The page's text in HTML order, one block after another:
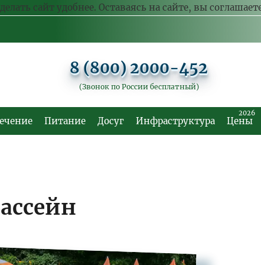
сайт удобнее. Оставаясь на сайте, вы
8 (800) 2000-452
(Звонок по России бесплатный)
Питание Досуг Инфраструктура Цены
2026